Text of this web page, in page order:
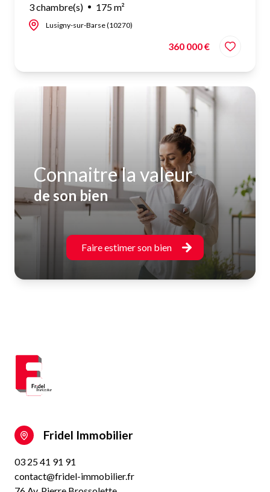
3 chambre(s)
175 m²
Lusigny-sur-Barse (10270)
360 000 €
Connaitre la valeur
de son bien
Faire estimer son bien
Fridel Immobilier
03 25 41 91 91
contact@fridel-immobilier.fr